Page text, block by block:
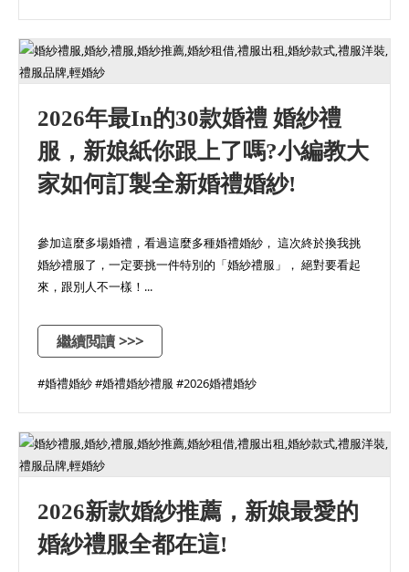
2026年最In的30款婚禮 婚紗禮
服，新娘紙你跟上了嗎?小編教大
家如何訂製全新婚禮婚紗!
參加這麼多場婚禮，看過這麼多種婚禮婚紗， 這次終於換我挑
婚紗禮服了，一定要挑一件特別的「婚紗禮服」， 絕對要看起
來，跟別人不一樣！...
繼續閲讀 >>>
#婚禮婚紗 #婚禮婚紗禮服 #2026婚禮婚紗
2026新款婚紗推薦，新娘最愛的
婚紗禮服全都在這!